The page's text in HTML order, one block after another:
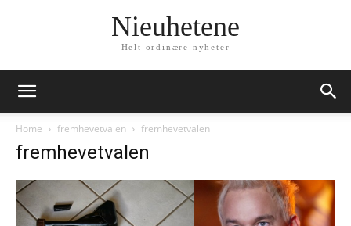
Nieuhetene
Helt ordinære nyheter
Home fremhevetvalen fremhevetvalen
fremhevetvalen